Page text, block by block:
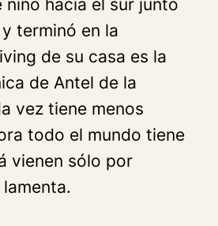
niño hacia el sur junto
terminó en la
de su casa es la
de Antel de la
vez tiene menos
todo el mundo tiene
vienen sólo por
lamenta.